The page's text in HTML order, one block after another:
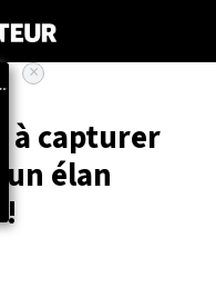
à capturer
élan
×